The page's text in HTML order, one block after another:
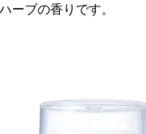
ーブの香りです。